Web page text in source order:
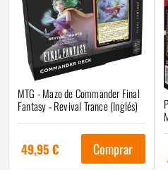
MTG - Mazo de Commander Final
Fantasy - Revival Trance (Inglés)
49,95 € Comprar